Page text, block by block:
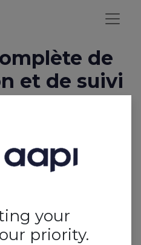
de
et de suivi
les contrats, le suivi, la
AAPI. Notre intégration
applications mobiles
garantissant efficacité et
your
priority.